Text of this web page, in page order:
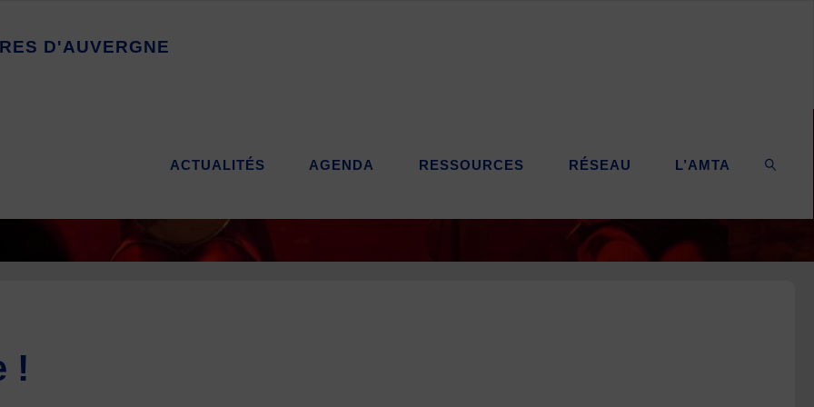
RES D'AUVERGNE
ACTUALITÉS AGENDA RESSOURCES RÉSEAU L’AMTA
!